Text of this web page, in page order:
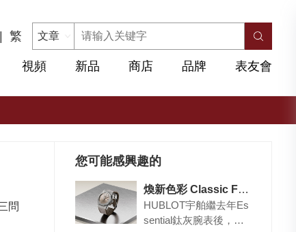
| 繁
視頻 新品 商店 品牌 表友會
問
您可能感興趣的
煥新色彩 Classic Fusion Essential Taupe
HUBLOT宇舶繼去年Es
sential鈦灰腕表後，如